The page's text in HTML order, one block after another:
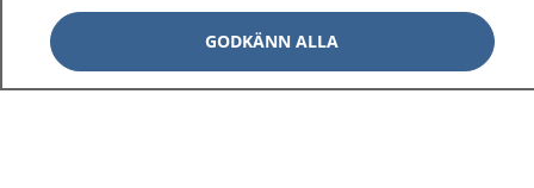
GODKÄNN ALLA